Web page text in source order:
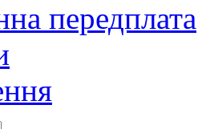
передплата